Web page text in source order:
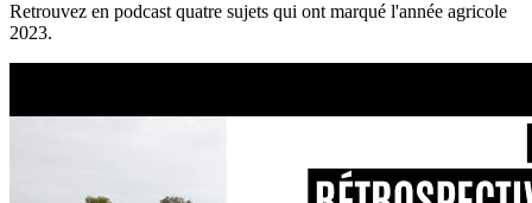
Retrouvez en podcast quatre sujets qui ont marqué l'année agricole
2023.